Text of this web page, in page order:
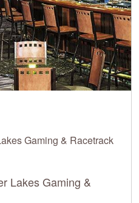
Gaming & Racetrack
Lakes Gaming &